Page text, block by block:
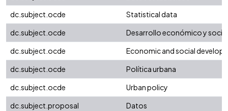
dc.subject.ocde
Statistical data
dc.subject.ocde
Desarrollo económico y social
dc.subject.ocde
Economic and social
dc.subject.ocde
Política urbana
dc.subject.ocde
Urban policy
dc.subject.proposal
Datos